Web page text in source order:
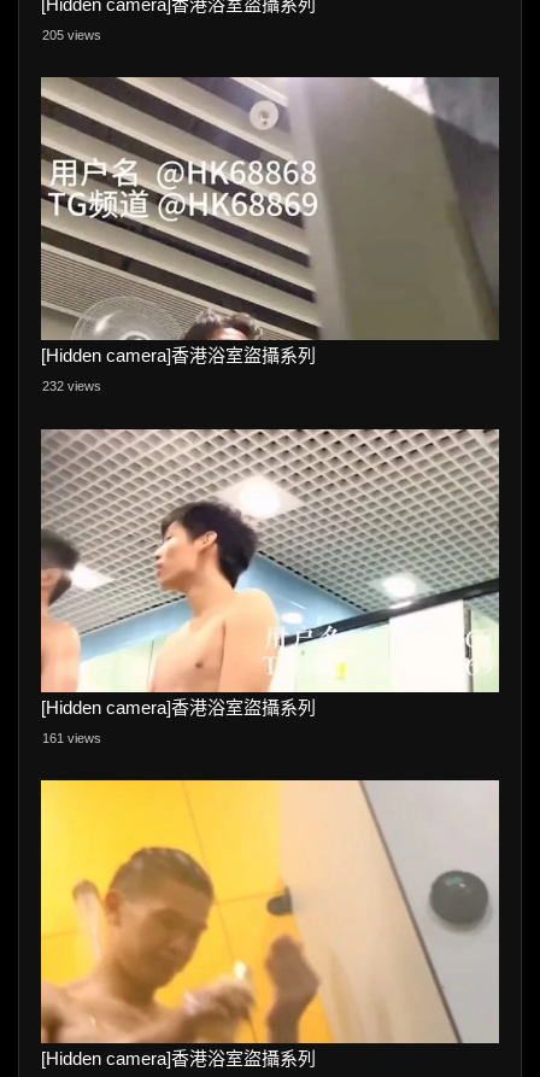
205 views
[Hidden camera]香港浴室盜攝系列
232 views
[Hidden camera]香港浴室盜攝系列
161 views
[Hidden camera]香港浴室盜攝系列